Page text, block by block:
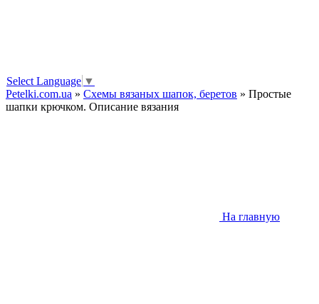
Select Language ▼
Petelki.com.ua » Схемы вязаных шапок, беретов » Простые
шапки крючком. Описание вязания
На главную